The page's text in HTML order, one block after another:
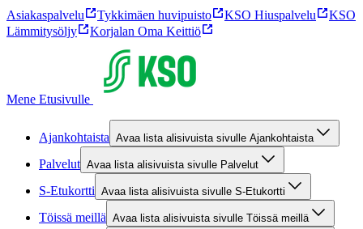
Asiakaspalvelu Tykkimäen huvipuisto KSO Hiuspalvelu
KSO
Lämmitysöljy
Korjalan Oma Keittiö
Mene Etusivulle
Ajankohtaista Avaa lista alisivuista sivulle Ajankohtaista
Palvelut Avaa lista alisivuista sivulle Palvelut
S-Etukortti Avaa lista alisivuista sivulle S-Etukortti
Töissä meillä Avaa lista alisivuista sivulle Töissä meillä